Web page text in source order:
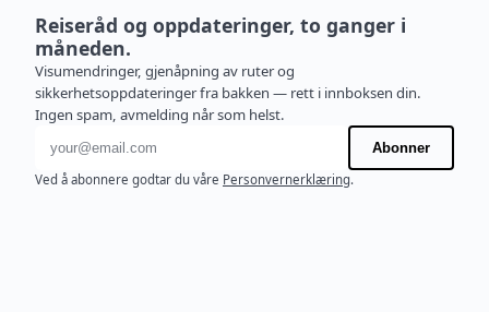
Reiseråd og oppdateringer, to ganger i
måneden.
Visumendringer, gjenåpning av ruter og
sikkerhetsoppdateringer fra bakken — rett i innboksen din.
Ingen spam, avmelding når som helst.
E-postadresse
Abonner
Ved å abonnere godtar du våre Personvernerklæring.